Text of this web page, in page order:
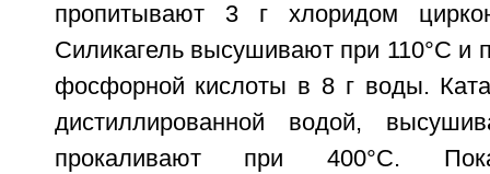
пропитывают 3 г хлоридом
Силикагель высушивают при 110°С и
фосфорной кислоты в 8 г воды.
дистиллированной водой,
прокаливают при 400°С.